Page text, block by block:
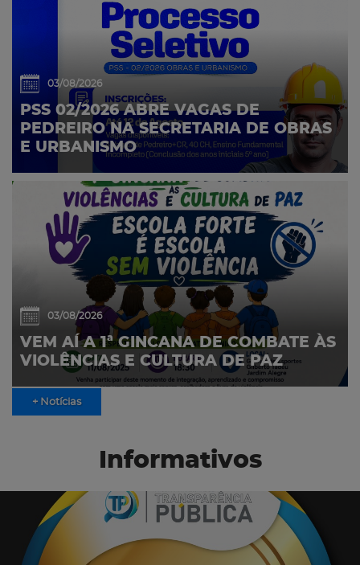
03/08/2026
PSS 02/2026 ABRE VAGAS DE
PEDREIRO NA SECRETARIA DE OBRAS
E URBANISMO
03/08/2026
VEM AÍ A 1ª GINCANA DE COMBATE ÀS
VIOLÊNCIAS E CULTURA DE PAZ
+ Notícias
Informativos